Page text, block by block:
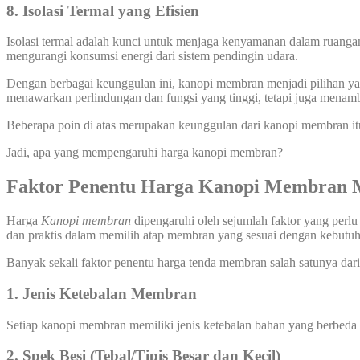
8. Isolasi Termal yang Efisien
Isolasi termal adalah kunci untuk menjaga kenyamanan dalam
mengurangi konsumsi energi dari sistem pendingin udara.
Dengan berbagai keunggulan ini, kanopi membran menjadi pilihan
menawarkan perlindungan dan fungsi yang tinggi, tetapi juga
Beberapa poin di atas merupakan keunggulan dari kanopi membran
Jadi, apa yang mempengaruhi harga kanopi membran?
Faktor Penentu Harga Kanopi Membran
Harga Kanopi membran dipengaruhi oleh sejumlah faktor yang
dan praktis dalam memilih atap membran yang sesuai dengan
Banyak sekali faktor penentu harga tenda membran salah satunya
1. Jenis Ketebalan Membran
Setiap kanopi membran memiliki jenis ketebalan bahan yang
2. Spek Besi (Tebal/Tipis Besar dan Kecil)